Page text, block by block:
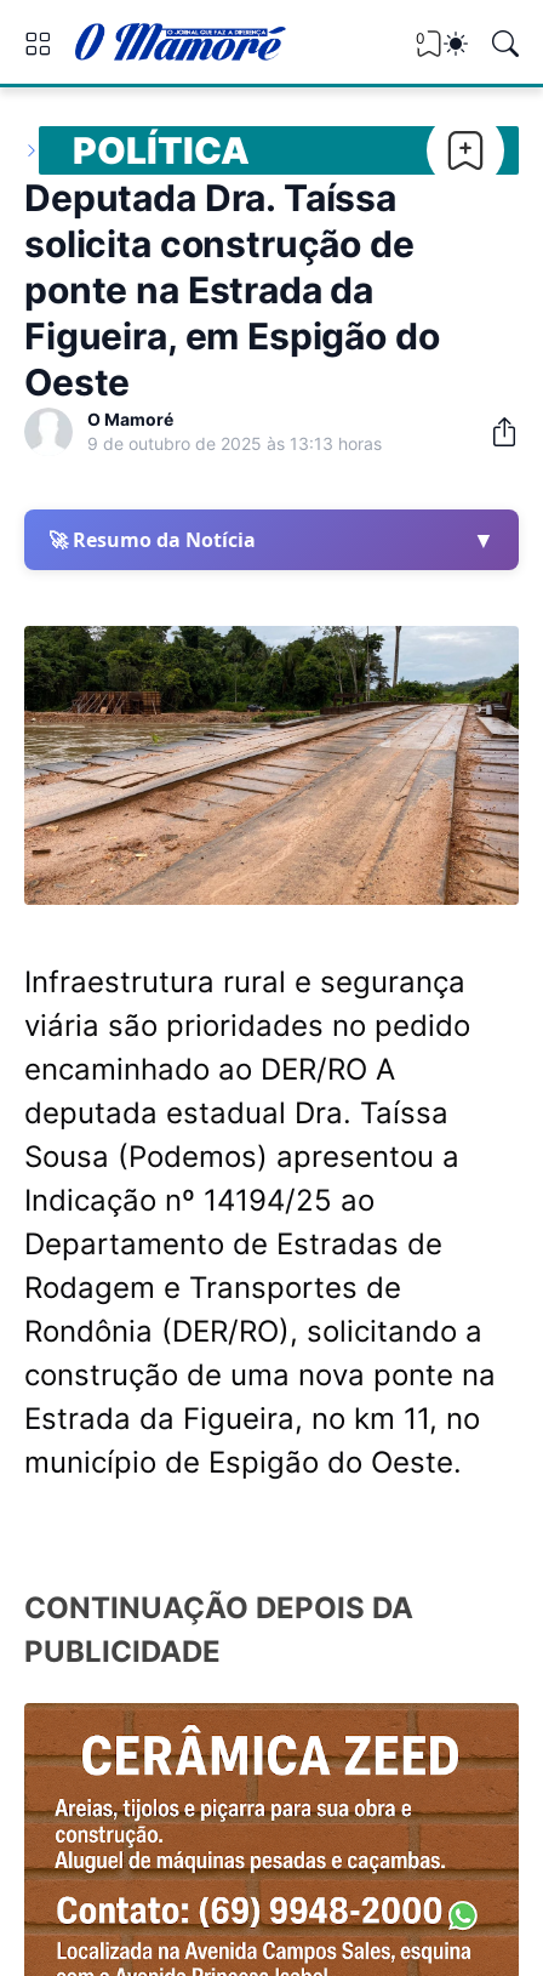
0
POLÍTICA
Deputada Dra. Taíssa
solicita construção de
ponte na Estrada da
Figueira, em Espigão do
Oeste
O Mamoré
9 de outubro de 2025 às 13:13 horas
🚀 Resumo da Notícia ▼
Infraestrutura rural e segurança
viária são prioridades no pedido
encaminhado ao DER/RO A
deputada estadual Dra. Taíssa
Sousa (Podemos) apresentou a
Indicação nº 14194/25 ao
Departamento de Estradas de
Rodagem e Transportes de
Rondônia (DER/RO), solicitando a
construção de uma nova ponte na
Estrada da Figueira, no km 11, no
município de Espigão do Oeste.
CONTINUAÇÃO DEPOIS DA
PUBLICIDADE